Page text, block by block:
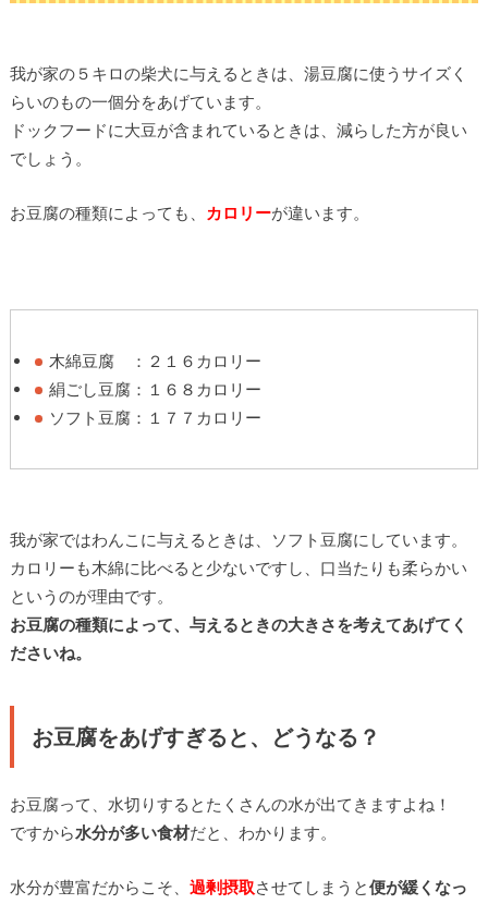
我が家の５キロの柴犬に与えるときは、湯豆腐に使うサイズく
らいのもの一個分をあげています。
ドックフードに大豆が含まれているときは、減らした方が良い
でしょう。
お豆腐の種類によっても、 カロリーが違います。
木綿豆腐 ：２１６カロリー
絹ごし豆腐：１６８カロリー
ソフト豆腐：１７７カロリー
我が家ではわんこに与えるときは、ソフト豆腐にしています。
カロリーも木綿に比べると少ないですし、口当たりも柔らかい
というのが理由です。
お豆腐の種類によって、与えるときの大きさを考えてあげてく
ださいね。
お豆腐をあげすぎると、どうなる？
お豆腐って、水切りするとたくさんの水が出てきますよね！
ですから水分が多い食材だと、わかります。
水分が豊富だからこそ、 過剰摂取させてしまうと便が緩くなっ